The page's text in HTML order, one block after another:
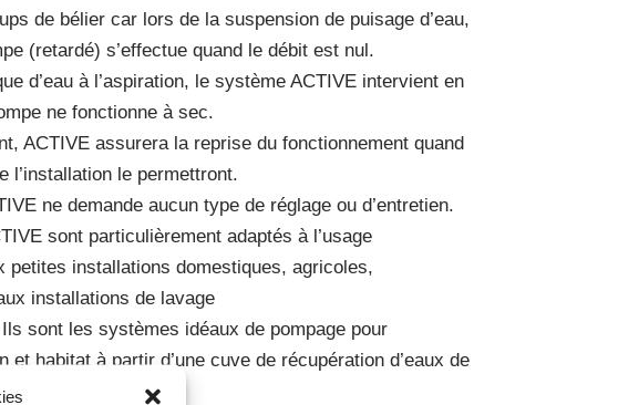
de bélier car lors de la suspension de puisage d’eau,
(retardé) s’effectue quand le débit est nul.
d’eau à l’aspiration, le système ACTIVE intervient en
ne fonctionne à sec.
ACTIVE assurera la reprise du fonctionnement quand
l’installation le permettront.
ne demande aucun type de réglage ou d’entretien.
sont particulièrement adaptés à l’usage
petites installations domestiques, agricoles,
installations de lavage
sont les systèmes idéaux de pompage pour
et habitat à partir d’une cuve de récupération d’eaux de
enterrer